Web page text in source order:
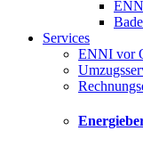
Services
ENNI vor